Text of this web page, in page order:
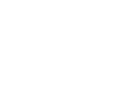
用戶狀況，依本公司即
本公司將視審查結果
採取法律行動。